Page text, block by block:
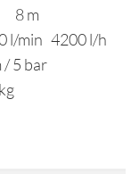
8 m
min 4200 l/h
bar